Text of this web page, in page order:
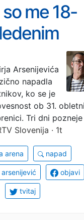
me 18-
v
Arsenijevića
napadla
ko se je
ob 31.
Tri dni
Slovenija · 1t
arena napad
objavi
tvitaj